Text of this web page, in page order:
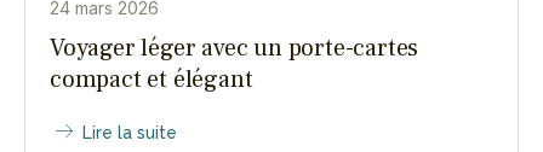
24 mars 2026
Voyager léger avec un porte-cartes
compact et élégant
Lire la suite